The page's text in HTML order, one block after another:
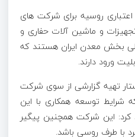
روسیه برای شرکت های
و ماشین آلات حفاری و
بخش معدن ایران هستند که
ورود دارند.
تهیه گزارشی از سوی شرکت
شرایط توسعه همکاری با این
کرد: این شرکت همچنین پیگیر
با طرف روسی باشد.